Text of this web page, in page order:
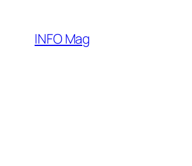
contenu
INFO Mag